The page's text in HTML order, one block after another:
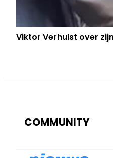
Viktor Verhulst over
COMMUNITY